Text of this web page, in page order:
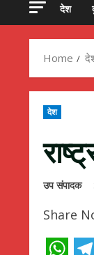
देश
Home
देश
उप संपादक
Share